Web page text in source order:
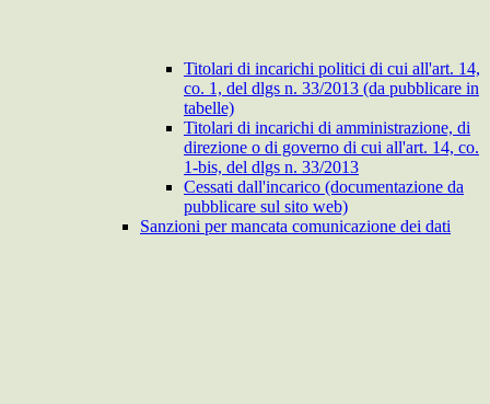
Titolari di incarichi politici di cui all'art. 14,
co. 1, del dlgs n. 33/2013 (da pubblicare in
tabelle)
Titolari di incarichi di amministrazione, di
direzione o di governo di cui all'art. 14, co.
1-bis, del dlgs n. 33/2013
Cessati dall'incarico (documentazione da
pubblicare sul sito web)
Sanzioni per mancata comunicazione dei dati